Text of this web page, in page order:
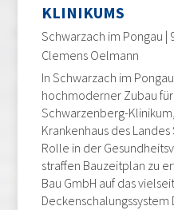
KLINIKUMS
Schwarzach im Pongau |
Clemens Oelmann
In Schwarzach im
hochmoderner Zubau
Schwarzenberg-
Krankenhaus des
Rolle in der
straffen Bauzeitplan zu
Bau GmbH auf das
Deckenschalungssystem